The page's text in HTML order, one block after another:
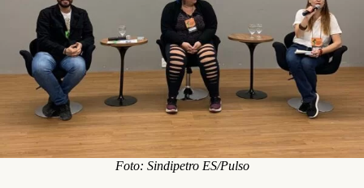
Foto: Sindipetro ES/Pulso